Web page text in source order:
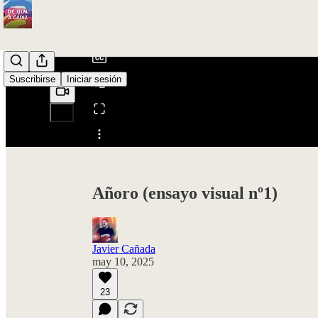
Suscribirse Iniciar sesión
Compartir desde0:00
Añoro (ensayo visual nº1)
Javier Cañada
may 10, 2025
23